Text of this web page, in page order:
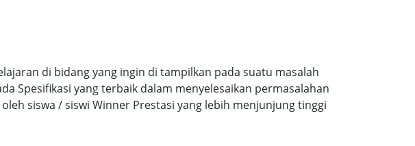
di bidang yang ingin di tampilkan pada suatu masalah
Spesifikasi yang terbaik dalam menyelesaikan permasalahan
siswa / siswi Winner Prestasi yang lebih menjunjung tinggi